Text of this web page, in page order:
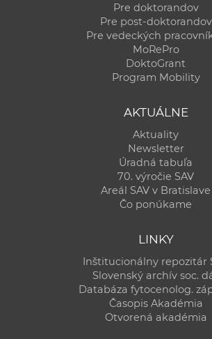
Pre doktorandov
Pre post-doktorandov
Pre vedeckých
MoRePro
DoktoGrant
Program Mobility
AKTUÁLNE
Aktuality
Newsletter
Úradná tabuľa
70. výročie SAV
Areál SAV v Bratislave
Čo ponúkame
LINKY
Inštitucionálny repozitár
Slovenský archív soc.
Databáza fytocenolog.
Časopis Akadémia
Otvorená akadémia